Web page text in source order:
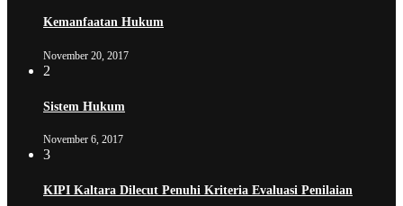
Kemanfaatan Hukum
November 20, 2017
2
Sistem Hukum
November 6, 2017
3
KIPI Kaltara Dilecut Penuhi Kriteria Evaluasi Penilaian